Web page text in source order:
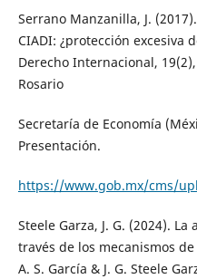
Serrano Manzanilla, J.
CIADI: ¿protección excesiva
Derecho Internacional,
Rosario
Secretaría de Economía
Presentación.
https://www.gob.mx/cms/
Steele Garza, J. G. (2024).
través de los mecanismos
A. S. García & J. G. Steele